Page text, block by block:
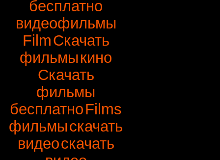
бесплатно
видеофильмы
FilmСкачать
фильмыкино
Скачать
фильмы
бесплатноFilms
фильмыскачать
видеоскачать